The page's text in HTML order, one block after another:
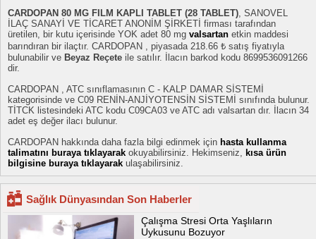
CARDOPAN 80 MG FILM KAPLI TABLET (28 TABLET), SANOVEL
İLAÇ SANAYİ VE TİCARET ANONİM ŞİRKETİ firması tarafından
üretilen, bir kutu içerisinde YOK adet 80 mg valsartan etkin maddesi
barındıran bir ilaçtır. CARDOPAN , piyasada 218.66 ₺ satış fiyatıyla
bulunabilir ve Beyaz Reçete ile satılır. İlacın barkod kodu 8699536091266
dir.
CARDOPAN , ATC sınıflamasının C - KALP DAMAR SİSTEMİ
kategorisinde ve C09 RENİN-ANJİYOTENSİN SİSTEMİ sınıfında bulunur.
TİTCK listesindeki ATC kodu C09CA03 ve ATC adı valsartan dır. İlacın 34
adet eş değer ilacı bulunur.
CARDOPAN hakkında daha fazla bilgi edinmek için hasta kullanma
talimatını buraya tıklayarak okuyabilirsiniz. Hekimseniz, kısa ürün
bilgisine buraya tıklayarak ulaşabilirsiniz.
Sağlık Dünyasından Son Haberler
Çalışma Stresi Orta Yaşlıların
Uykusunu Bozuyor